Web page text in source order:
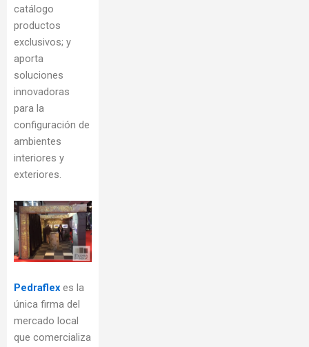
catálogo
productos
exclusivos; y
aporta
soluciones
innovadoras
para la
configuración de
ambientes
interiores y
exteriores.
Pedraflex es la
única firma del
mercado local
que comercializa